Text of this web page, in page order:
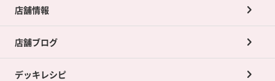
店舗情報
店舗ブログ
デッキレシピ